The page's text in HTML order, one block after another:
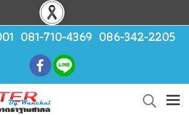
081-710-4369 086-342-2205